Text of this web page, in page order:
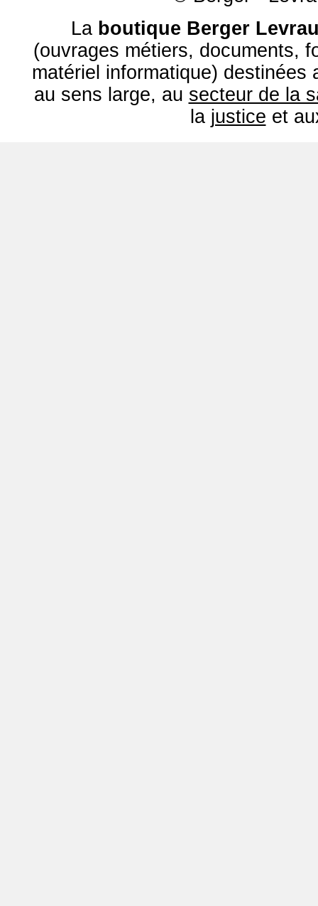
La boutique Berger
(ouvrages métiers, documents,
matériel informatique) destinées
au sens large, au secteur de la
la justice et